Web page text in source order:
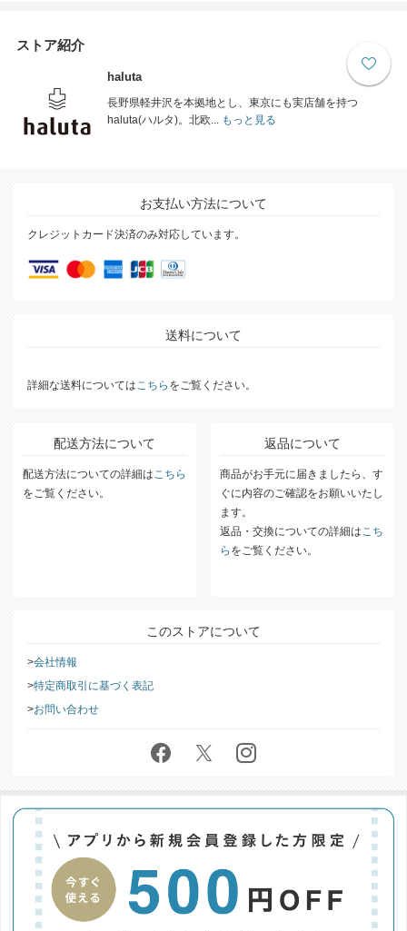
ストア紹介
haluta
長野県軽井沢を本拠地とし、東京にも実店舗を持つ
haluta(ハルタ)。北欧...
もっと見る
お支払い方法について
クレジットカード決済のみ対応しています。
送料について
詳細な送料については こちら をご覧ください。
配送方法について
配送方法についての詳細は こちら
をご覧ください。
返品について
商品がお手元に届きましたら、す
ぐに内容のご確認をお願いいたし
ます。
返品・交換についての詳細は こち
ら をご覧ください。
このストアについて
会社情報
特定商取引に基づく表記
お問い合わせ